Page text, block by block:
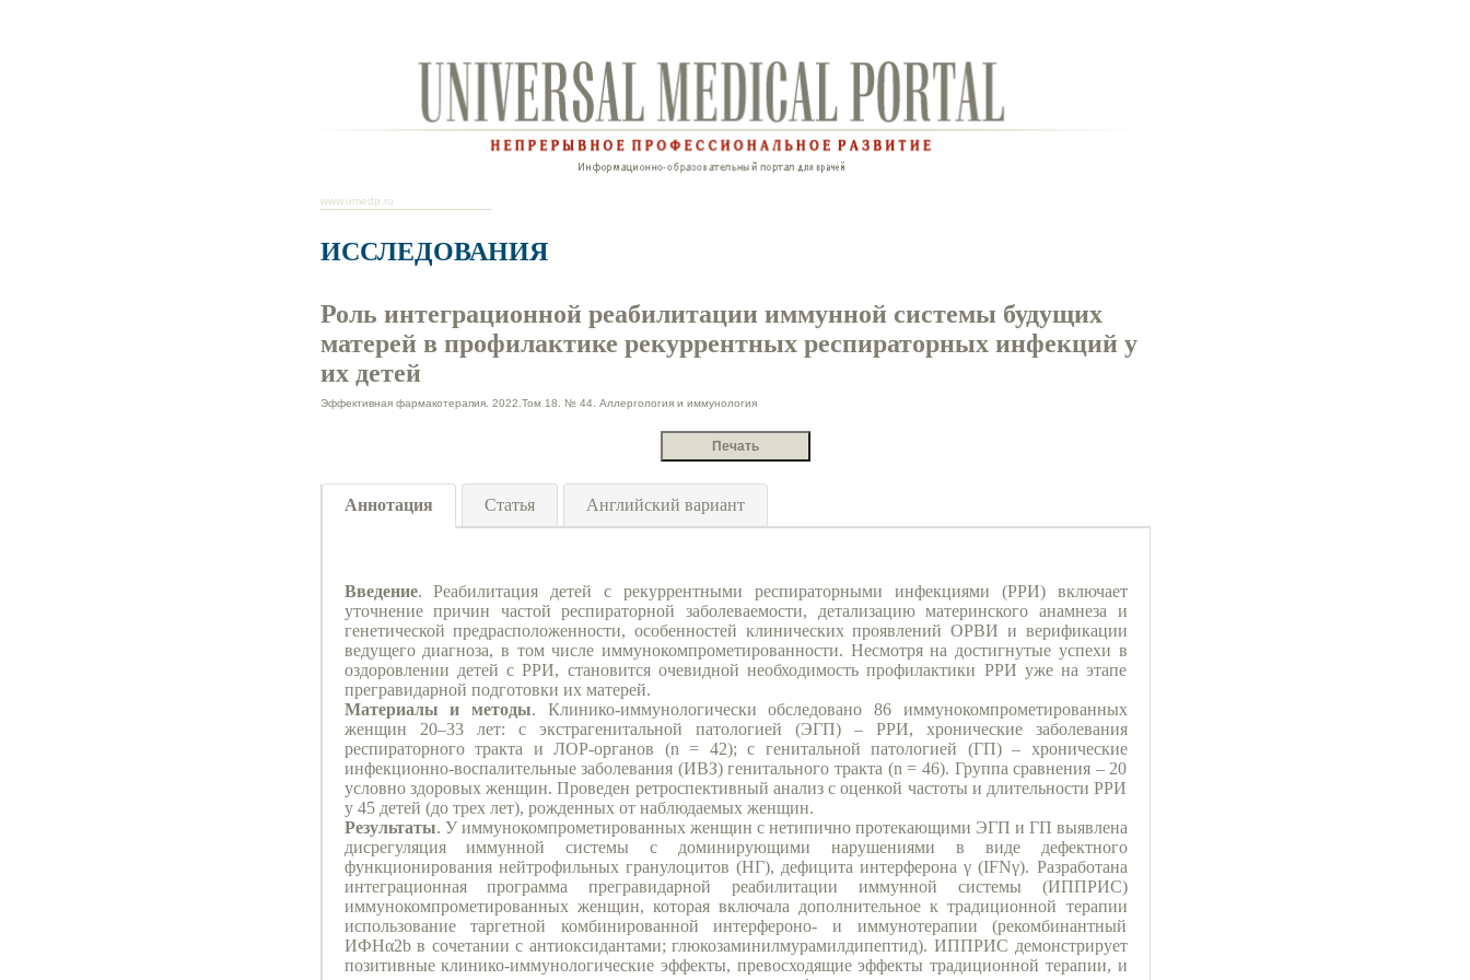
www.umedp.ru
ИССЛЕДОВАНИЯ
Роль интеграционной реабилитации иммунной системы будущих
матерей в профилактике рекуррентных респираторных инфекций у
их детей
Эффективная фармакотерапия. 2022.Том 18. № 44. Аллергология и иммунология
Аннотация Статья Английский вариант
Введение. Реабилитация детей с рекуррентными респираторными инфекциями (РРИ) включает
уточнение причин частой респираторной заболеваемости, детализацию материнского анамнеза и
генетической предрасположенности, особенностей клинических проявлений ОРВИ и верификации
ведущего диагноза, в том числе иммунокомпрометированности. Несмотря на достигнутые успехи в
оздоровлении детей с РРИ, становится очевидной необходимость профилактики РРИ уже на этапе
прегравидарной подготовки их матерей.
Материалы и методы. Клинико-иммунологически обследовано 86 иммунокомпрометированных
женщин 20–33 лет: с экстрагенитальной патологией (ЭГП) – РРИ, хронические заболевания
респираторного тракта и ЛОР-органов (n = 42); с генитальной патологией (ГП) – хронические
инфекционно-воспалительные заболевания (ИВЗ) генитального тракта (n = 46). Группа сравнения – 20
условно здоровых женщин. Проведен ретроспективный анализ с оценкой частоты и длительности РРИ
у 45 детей (до трех лет), рожденных от наблюдаемых женщин.
Результаты. У иммунокомпрометированных женщин с нетипично протекающими ЭГП и ГП выявлена
дисрегуляция иммунной системы с доминирующими нарушениями в виде дефектного
функционирования нейтрофильных гранулоцитов (НГ), дефицита интерферона γ (IFNγ). Разработана
интеграционная программа прегравидарной реабилитации иммунной системы (ИППРИС)
иммунокомпрометированных женщин, которая включала дополнительное к традиционной терапии
использование таргетной комбинированной интерфероно- и иммунотерапии (рекомбинантный
ИФНα2b в сочетании с антиоксидантами; глюкозаминилмурамилдипептид). ИППРИС демонстрирует
позитивные клинико-иммунологические эффекты, превосходящие эффекты традиционной терапии, и